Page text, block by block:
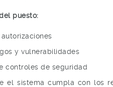
puesto:
y vulnerabilidades
controles de seguridad
el sistema cumpla con los